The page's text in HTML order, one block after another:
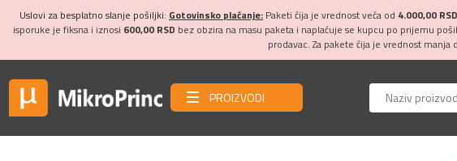
Uslovi za besplatno slanje pošiljki: Gotovinsko plaćanje: Paketi čija je vrednost veća od 4.000,00 RSD
isporuke je fiksna i iznosi 600,00 RSD bez obzira na masu paketa i naplaćuje se kupcu po prijemu
prodavac. Za pakete čija je vrednost
PROIZVODI